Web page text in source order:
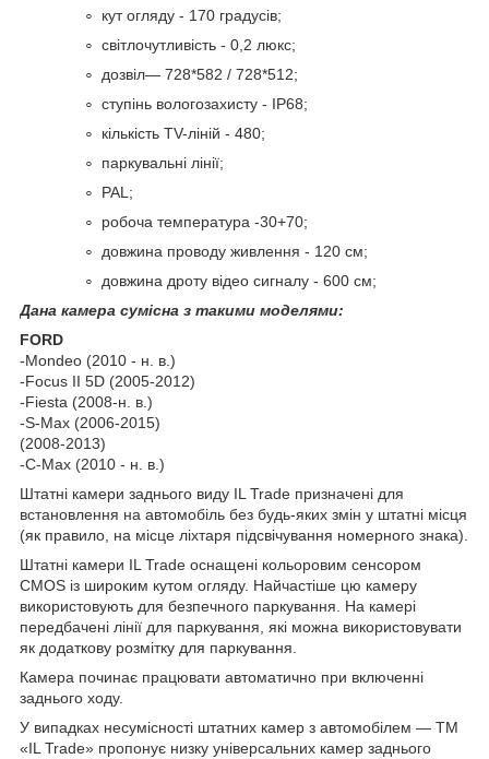
кут огляду - 170 градусів;
світлочутливість - 0,2 люкс;
дозвіл— 728*582 / 728*512;
ступінь вологозахисту - IP68;
кількість TV-ліній - 480;
паркувальні лінії;
PAL;
робоча температура -30+70;
довжина проводу живлення - 120 см;
довжина дроту відео сигналу - 600 см;
Дана камера сумісна з такими моделями:
FORD
-Mondeo (2010 - н. в.)
-Focus II 5D (2005-2012)
-Fiesta (2008-н. в.)
-S-Max (2006-2015)
(2008-2013)
-C-Max (2010 - н. в.)
Штатні камери заднього виду IL Trade призначені для
встановлення на автомобіль без будь-яких змін у штатні місця
(як правило, на місце ліхтаря підсвічування номерного знака).
Штатні камери IL Trade оснащені кольоровим сенсором
CMOS із широким кутом огляду. Найчастіше цю камеру
використовують для безпечного паркування. На камері
передбачені лінії для паркування, які можна використовувати
як додаткову розмітку для паркування.
Камера починає працювати автоматично при включенні
заднього ходу.
У випадках несумісності штатних камер з автомобілем — TM
«IL Trade» пропонує низку універсальних камер заднього